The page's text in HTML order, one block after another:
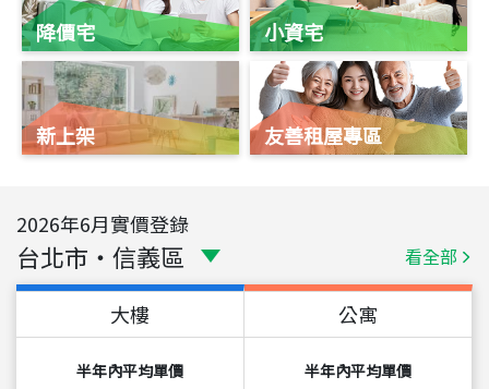
降價宅
新上架
小資宅
友善租屋專區
2026年6月實價登錄
台北市 ・ 信義區 看全部
大樓
半年內平均單價
公寓
半年內平均單價